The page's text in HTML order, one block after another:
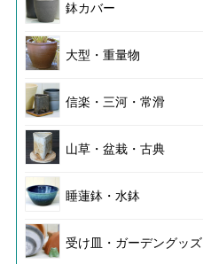
鉢カバー
大型・重量物
信楽・三河・常滑
山草・盆栽・古典
睡蓮鉢・水鉢
受け皿・ガーデングッズ